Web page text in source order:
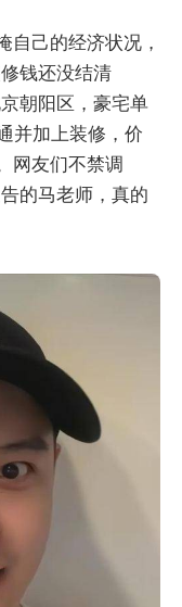
自己的经济状况，
钱还没结清
朝阳区，豪宅单
并加上装修，价
网友们不禁调
的马老师，真的